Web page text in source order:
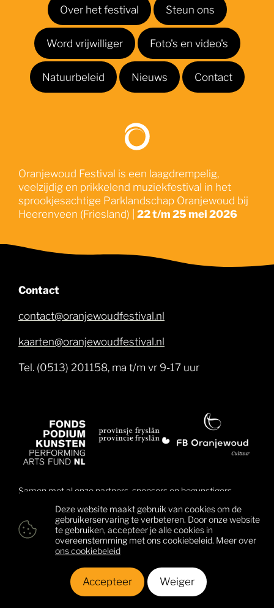
Over het festival Steun ons
Word vrijwilliger Foto's en video's
Natuurbeleid Nieuws Contact
Oranjewoud Festival is een laagdrempelig,
veelzijdig en prikkelend muziekfestival in het
sprookjesachtige Parklandschap Oranjewoud bij
Heerenveen (Friesland) | 22 t/m 25 mei 2026
Contact
contact@oranjewoudfestival.nl
kaarten@oranjewoudfestival.nl
Tel. (0513) 201158, ma t/m vr 9-17 uur
Samen met al onze partners, sponsors en begunstigers
mensen dichter bij elkaar. Klik hier voor een overzicht van
alle begunstigers.
© 2026 Oranjewoud Festival Colofon Privacy & cookies
Algemene voorwaarden
Deze website maakt gebruik van cookies om de
gebruikerservaring te verbeteren. Door onze website
te gebruiken, accepteer je alle cookies in
overeenstemming met ons cookiebeleid. Meer over
ons cookiebeleid
Accepteer Weiger